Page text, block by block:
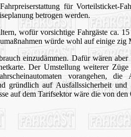
für Vorteilsticket-
betrogen werden.
wofür vorsichtige Fahrgäste ca.
würde wohl auf einige
einzudämmen.Dafür wären aber
Der Umstellung weiterer
vorangehen,
gründlich auf Ausfallssicherheit und
auf dem Tarifsektor wäre die von